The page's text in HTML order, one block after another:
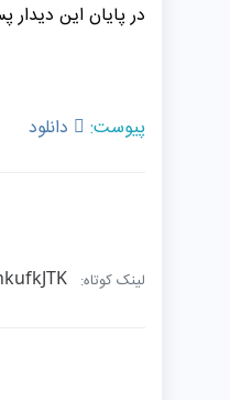
در پایان این
پیوست: دانلود
لینک کوتاه: